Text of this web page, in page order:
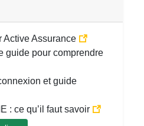
Active Assurance
guide pour comprendre
et guide
: ce qu’il faut savoir